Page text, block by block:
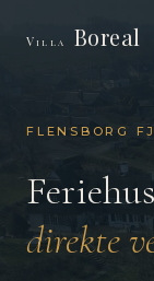
Villa Boreal
FLENSBORG
direkte